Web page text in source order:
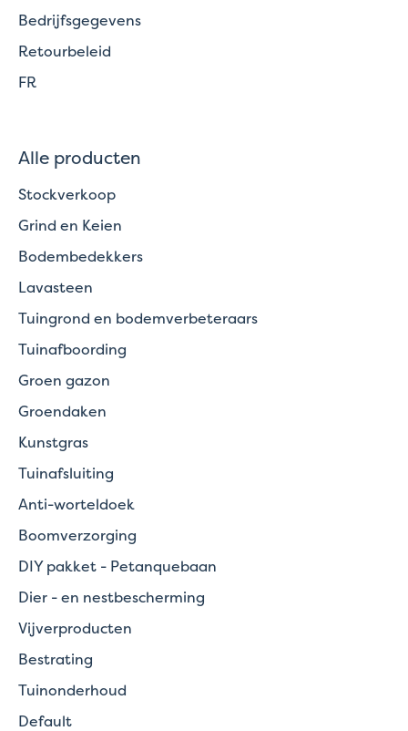
Bedrijfsgegevens
Retourbeleid
FR
Alle producten
Stockverkoop
Grind en Keien
Bodembedekkers
Lavasteen
Tuingrond en bodemverbeteraars
Tuinafboording
Groen gazon
Groendaken
Kunstgras
Tuinafsluiting
Anti-worteldoek
Boomverzorging
DIY pakket - Petanquebaan
Dier - en nestbescherming
Vijverproducten
Bestrating
Tuinonderhoud
Default